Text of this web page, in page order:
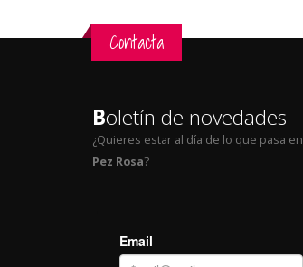
Contacta
Boletín de novedades
¿Quieres estar al día de lo que pasa en
Pez Rosa?